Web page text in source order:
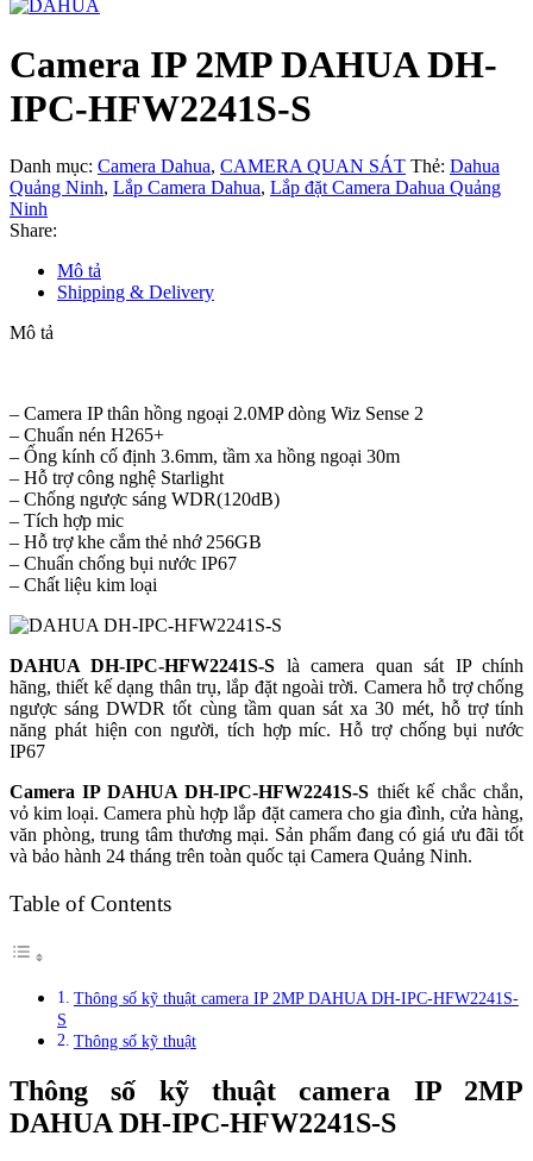
Camera IP 2MP DAHUA DH-
IPC-HFW2241S-S
Danh mục: Camera Dahua, CAMERA QUAN SÁT Thẻ: Dahua
Quảng Ninh, Lắp Camera Dahua, Lắp đặt Camera Dahua Quảng
Ninh
Share:
Mô tả
Shipping & Delivery
Mô tả
– Camera IP thân hồng ngoại 2.0MP dòng Wiz Sense 2
– Chuẩn nén H265+
– Ống kính cố định 3.6mm, tầm xa hồng ngoại 30m
– Hỗ trợ công nghệ Starlight
– Chống ngược sáng WDR(120dB)
– Tích hợp mic
– Hỗ trợ khe cắm thẻ nhớ 256GB
– Chuẩn chống bụi nước IP67
– Chất liệu kim loại
DAHUA DH-IPC-HFW2241S-S là camera quan sát IP chính
hãng, thiết kế dạng thân trụ, lắp đặt ngoài trời. Camera hỗ trợ chống
ngược sáng DWDR tốt cùng tầm quan sát xa 30 mét, hỗ trợ tính
năng phát hiện con người, tích hợp míc. Hỗ trợ chống bụi nước
IP67
Camera IP DAHUA DH-IPC-HFW2241S-S thiết kế chắc chắn,
vỏ kim loại. Camera phù hợp lắp đặt camera cho gia đình, cửa hàng,
văn phòng, trung tâm thương mại. Sản phẩm đang có giá ưu đãi tốt
và bảo hành 24 tháng trên toàn quốc tại Camera Quảng Ninh.
Table of Contents
Thông số kỹ thuật camera IP 2MP DAHUA DH-IPC-HFW2241S-
S
Thông số kỹ thuật
Thông số kỹ thuật camera IP 2MP
DAHUA DH-IPC-HFW2241S-S